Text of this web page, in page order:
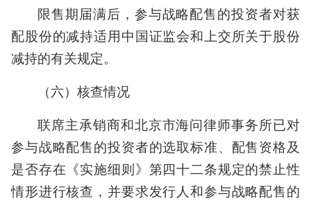
限售期届满后，参与战略配售的投资者对获
配股份的减持适用中国证监会和上交所关于股份
减持的有关规定。
（六）核查情况
联席主承销商和北京市海问律师事务所已对
参与战略配售的投资者的选取标准、配售资格及
是否存在《实施细则》第四十二条规定的禁止性
情形进行核查，并要求发行人和参与战略配售的